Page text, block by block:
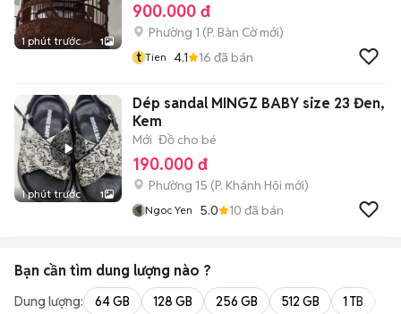
1 phút trước 1
900.000 đ
Phường 1 (P. Bàn Cờmới)
t Tien 4.1 16 đã bán
1 phút trước 1
Dép sandal MINGZ BABY size 23 Đen,
Kem
Mới Đồ cho bé
190.000 đ
Phường 15 (P. Khánh Hội mới)
Ngoc Yen 5.0 10 đã bán
Bạn cần tìm dung lượng nào ?
Dung lượng: 64 GB 128 GB 256 GB 512 GB 1 TB